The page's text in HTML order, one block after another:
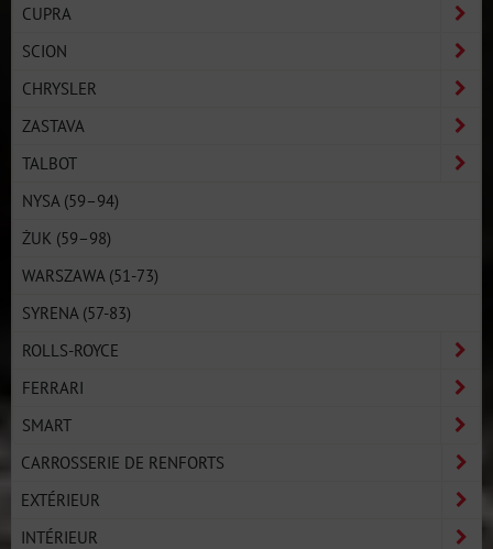
CUPRA
SCION
CHRYSLER
ZASTAVA
TALBOT
NYSA (59–94)
ŻUK (59–98)
WARSZAWA (51-73)
SYRENA (57-83)
ROLLS-ROYCE
FERRARI
SMART
CARROSSERIE DE RENFORTS
EXTÉRIEUR
INTÉRIEUR